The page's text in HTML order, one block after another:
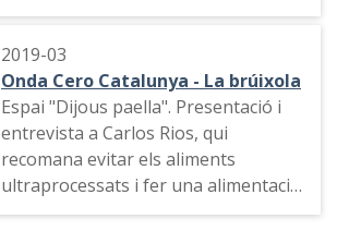
davant de diversos ajuntaments
espanyols. Connexió amb l'Institut
Martí Franquès de Tarragona, el
Departament Territorial
d'Ensenyament de Lleida i el pavelló
poliesportiu de Sant Julià de Ramis.
Declaracions d'Inés Arrimadas del
2019-03
Onda Cero Catalunya - La brúixola
Espai "Dijous paella". Presentació i
entrevista a Carlos Rios, qui
recomana evitar els aliments
ultraprocessats i fer una alimentació
basada en el que ell anomena